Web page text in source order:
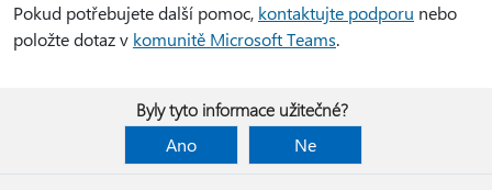
Pokud potřebujete další pomoc, kontaktujte podporu nebo
položte dotaz v komunitě Microsoft Teams.
Byly tyto informace užitečné?
Ano
Ne